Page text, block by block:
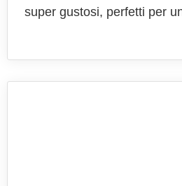
super gustosi, perfetti per
che attira l'attenzione,
palato, dei grandi e dei